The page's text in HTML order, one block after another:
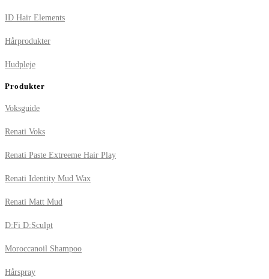
ID Hair Elements
Hårprodukter
Hudpleje
Produkter
Voksguide
Renati Voks
Renati Paste Extreeme Hair Play
Renati Identity Mud Wax
Renati Matt Mud
D:Fi D:Sculpt
Moroccanoil Shampoo
Hårspray